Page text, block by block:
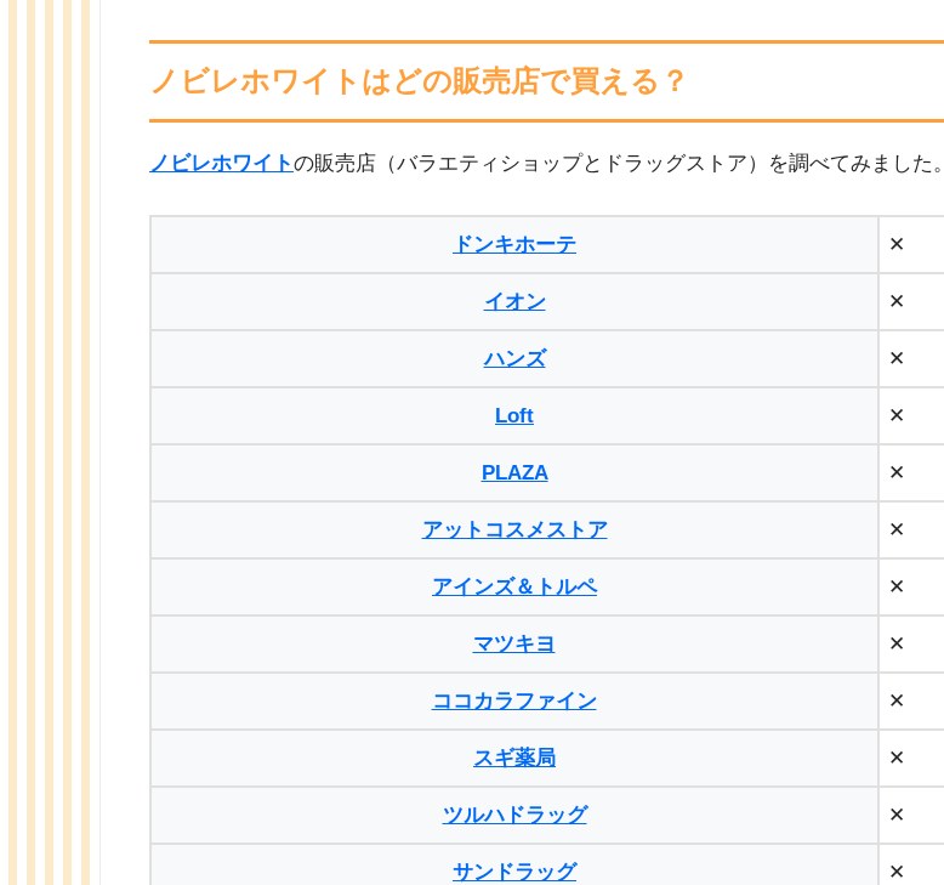
ノビレホワイトはどの販売店で買える？
ノビレホワイトの販売店（バラエティショップとドラッグストア）を調べてみました。
ドンキホーテ ✕
イオン ✕
ハンズ ✕
Loft ✕
PLAZA ✕
アットコスメストア ✕
アインズ＆トルペ ✕
マツキヨ ✕
ココカラファイン ✕
スギ薬局 ✕
ツルハドラッグ ✕
サンドラッグ ✕